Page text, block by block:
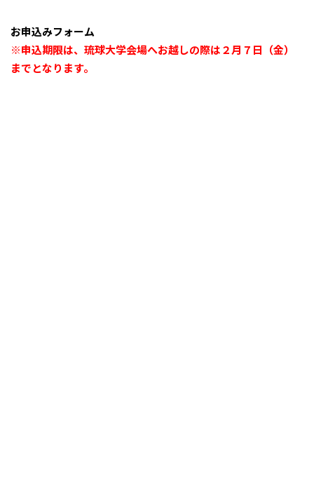
お申込みフォーム
※申込期限は、琉球大学会場へお越しの際は２月７日（金）
までとなります。